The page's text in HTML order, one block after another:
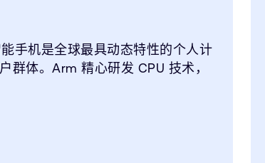
手机是全球最具动态特性的个人计
群体。Arm 精心研发 CPU 技术，